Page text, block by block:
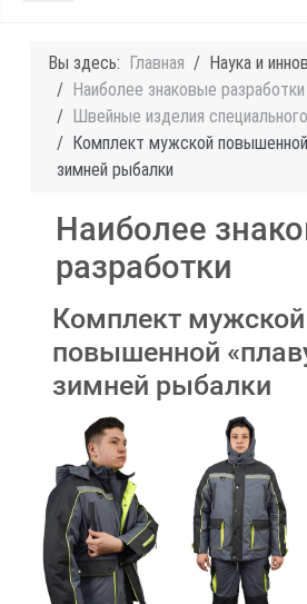
Вы здесь: Главная
Наука и
Наиболее знаковые разработки
Швейные изделия
Комплект мужской
зимней рыбалки
Наиболее
разработки
Комплект мужской
повышенной
зимней рыбалки